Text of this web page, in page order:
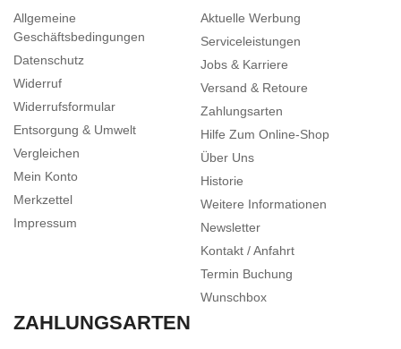
Allgemeine
Geschäftsbedingungen
Datenschutz
Widerruf
Widerrufsformular
Entsorgung & Umwelt
Vergleichen
Mein Konto
Merkzettel
Impressum
Aktuelle Werbung
Serviceleistungen
Jobs & Karriere
Versand & Retoure
Zahlungsarten
Hilfe Zum Online-Shop
Über Uns
Historie
Weitere Informationen
Newsletter
Kontakt / Anfahrt
Termin Buchung
Wunschbox
ZAHLUNGSARTEN